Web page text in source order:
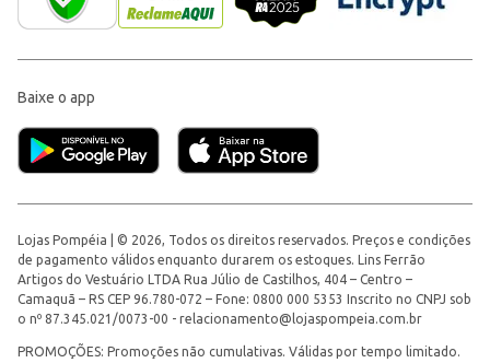
Baixe o app
Lojas Pompéia | © 2026, Todos os direitos reservados. Preços e condições
de pagamento válidos enquanto durarem os estoques. Lins Ferrão
Artigos do Vestuário LTDA Rua Júlio de Castilhos, 404 – Centro –
Camaquã – RS CEP 96.780-072 – Fone: 0800 000 5353 Inscrito no CNPJ sob
o nº 87.345.021/0073-00 - relacionamento@lojaspompeia.com.br
PROMOÇÕES: Promoções não cumulativas. Válidas por tempo limitado.